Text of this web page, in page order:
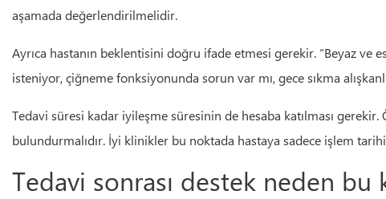
aşamada değerlendirilmelidir.
Ayrıca hastanın beklentisini doğru ifade etmesi gerekir. “Beyaz
isteniyor, çiğneme fonksiyonunda sorun var mı, gece sıkma
Tedavi süresi kadar iyileşme süresinin de hesaba katılması
bulundurmalıdır. İyi klinikler bu noktada hastaya sadece işlem
Tedavi sonrası destek neden